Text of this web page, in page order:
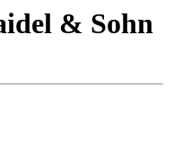
& Sohn